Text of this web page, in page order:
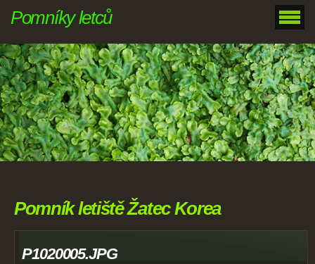
Pomníky letců
Pomník letiště Žatec Korea
P1020005.JPG